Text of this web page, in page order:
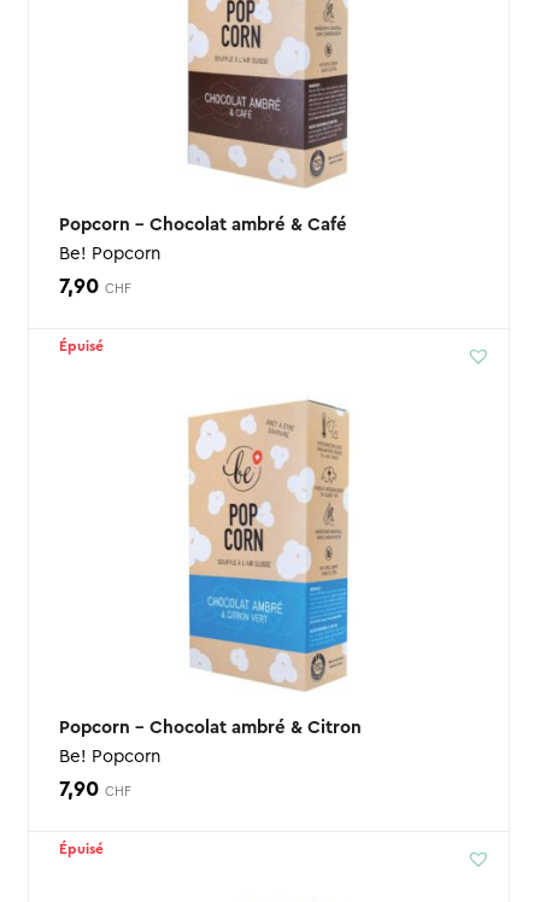
Popcorn – Chocolat ambré & Café
Be! Popcorn
7,90 CHF
Épuisé
Popcorn – Chocolat ambré & Citron
Be! Popcorn
7,90 CHF
Épuisé